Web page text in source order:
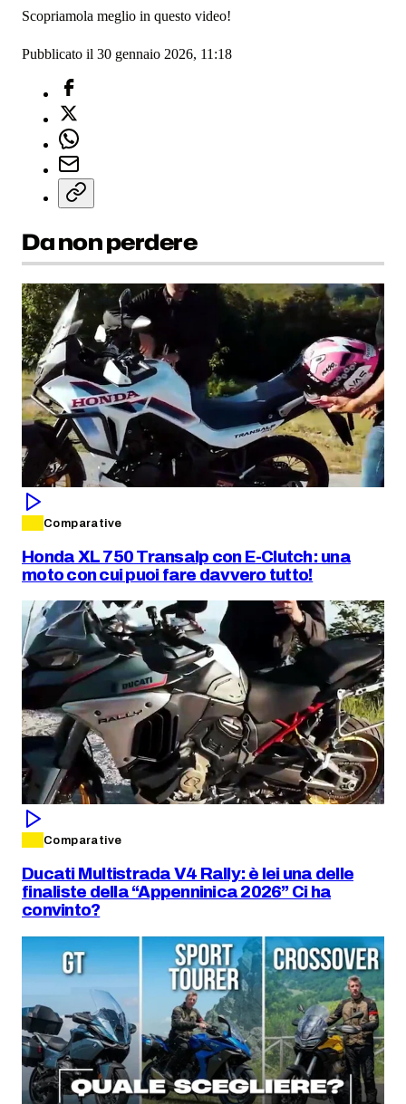
Scopriamola meglio in questo video!
Pubblicato il 30 gennaio 2026, 11:18
Da non perdere
Comparative
Honda XL 750 Transalp con E-Clutch: una
moto con cui puoi fare davvero tutto!
Comparative
Ducati Multistrada V4 Rally: è lei una delle
finaliste della “Appenninica 2026” Ci ha
convinto?